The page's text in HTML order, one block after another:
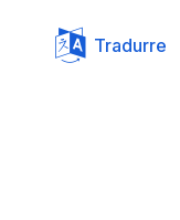
Tradurre